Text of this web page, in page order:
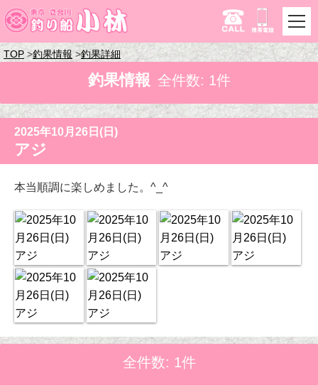
TOP 釣果情報 釣果詳細
釣果情報 全件数: 1件
2025年10月26日(日)
アジ
本当順調に楽しめました。^_^
全件数: 1件